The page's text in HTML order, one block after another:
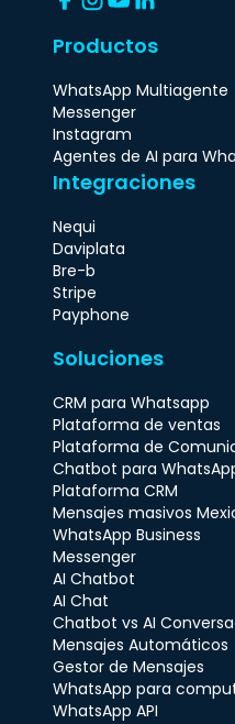
Productos
WhatsApp Multiagente
Messenger
Instagram
Agentes de AI para
Integraciones
Nequi
Daviplata
Bre-b
Stripe
Payphone
Soluciones
CRM para Whatsapp
Plataforma de ventas
Plataforma de
Chatbot para
Plataforma CRM
Mensajes masivos
WhatsApp Business
Messenger
AI Chatbot
AI Chat
Chatbot vs AI
Mensajes Automáticos
Gestor de Mensajes
WhatsApp para
WhatsApp API